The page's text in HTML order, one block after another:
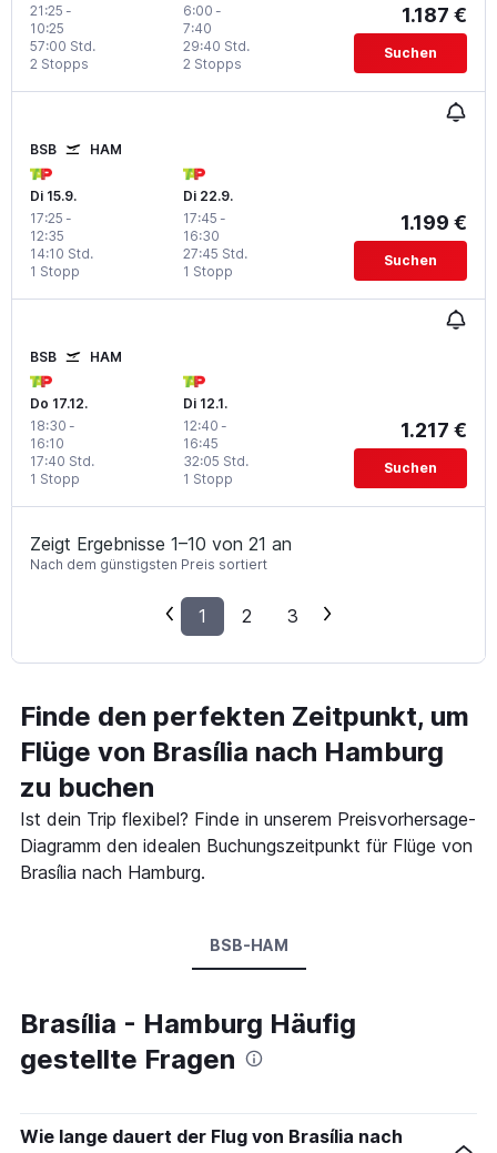
21:25 -
10:25
2 Stopps
57:00 Std.
6:00 -
7:40
2 Stopps
29:40 Std.
1.187 €
Suchen
BSB HAM
Di 15.9.
17:25 -
12:35
1 Stopp
14:10 Std.
Di 22.9.
17:45 -
16:30
1 Stopp
27:45 Std.
1.199 €
Suchen
BSB HAM
Do 17.12.
18:30 -
16:10
1 Stopp
17:40 Std.
Di 12.1.
12:40 -
16:45
1 Stopp
32:05 Std.
1.217 €
Suchen
Zeigt Ergebnisse 1–10 von 21 an
Nach dem günstigsten Preis sortiert
1 2 3
Finde den perfekten Zeitpunkt, um
Flüge von Brasília nach Hamburg
zu buchen
Ist dein Trip flexibel? Finde in unserem Preisvorhersage-
Diagramm den idealen Buchungszeitpunkt für Flüge von
Brasília nach Hamburg.
BSB-HAM
Brasília - Hamburg Häufig
gestellte Fragen
Wie lange dauert der Flug von Brasília nach